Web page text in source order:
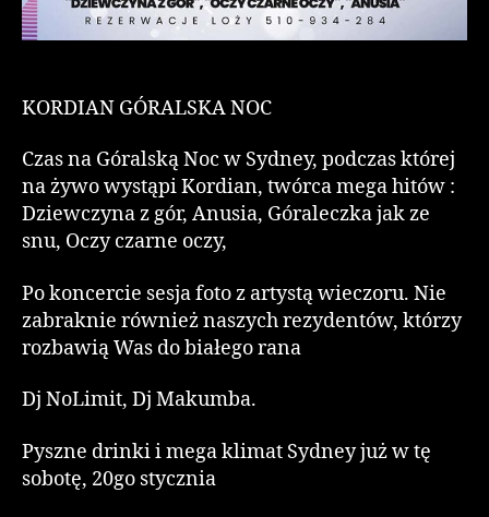
KORDIAN GÓRALSKA NOC
Czas na Góralską Noc w Sydney, podczas której
na żywo wystąpi Kordian, twórca mega hitów :
Dziewczyna z gór, Anusia, Góraleczka jak ze
snu, Oczy czarne oczy,
Po koncercie sesja foto z artystą wieczoru. Nie
zabraknie również naszych rezydentów, którzy
rozbawią Was do białego rana
Dj NoLimit, Dj Makumba.
Pyszne drinki i mega klimat Sydney już w tę
sobotę, 20go stycznia